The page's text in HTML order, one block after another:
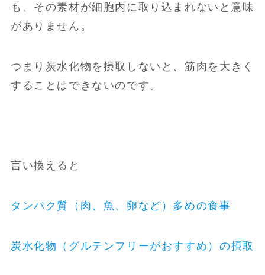
も、その素材が細胞内に取り込まれないと意味
がありません。
つまり炭水化物を摂取しないと、筋肉を大きく
することはできないのです。
言い換えると
タンパク質（肉、魚、卵など）多めの食事
炭水化物（グルテンフリーがおすすめ）の摂取